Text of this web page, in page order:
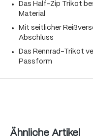
Das Half-Zip Trikot
Material
Mit seitlicher
Abschluss
Das Rennrad-Trikot
Passform
Produktgalerie
Ähnliche Artikel